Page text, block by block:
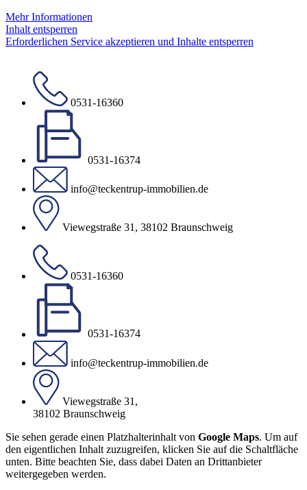
Mehr Informationen
Inhalt entsperren
Erforderlichen Service akzeptieren und Inhalte entsperren
0531-16360
0531-16374
info@teckentrup-immobilien.de
Viewegstraße 31, 38102 Braunschweig
0531-16360
0531-16374
info@teckentrup-immobilien.de
Viewegstraße 31,
38102 Braunschweig
Sie sehen gerade einen Platzhalterinhalt von Google Maps. Um auf
den eigentlichen Inhalt zuzugreifen, klicken Sie auf die Schaltfläche
unten. Bitte beachten Sie, dass dabei Daten an Drittanbieter
weitergegeben werden.